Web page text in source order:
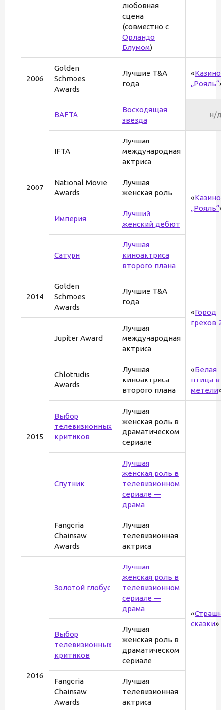
любовная
сцена
(совместно с
Орландо
Блумом)
2006
Golden
Schmoes
Awards
Лучшие T&A
года
«Казино
„Рояль“
2007
BAFTA
Восходящая
звезда
н/д
IFTA
Лучшая
международная
актриса
«Казино
„Рояль“
National Movie
Awards
Лучшая
женская роль
Империя
Лучший
женский дебют
Сатурн
Лучшая
киноактриса
второго плана
2014
Golden
Schmoes
Awards
Лучшие T&A
года
«Город
грехов
2015
Jupiter Award
Лучшая
международная
актриса
Chlotrudis
Awards
Лучшая
киноактриса
второго плана
«Белая
птица в
метели
Выбор
телевизионных
критиков
Лучшая
женская роль в
драматическом
сериале
«
сказки»
Спутник
Лучшая
женская роль в
телевизионном
сериале —
драма
Fangoria
Chainsaw
Awards
Лучшая
телевизионная
актриса
2016
Золотой глобус
Лучшая
женская роль в
телевизионном
сериале —
драма
Выбор
телевизионных
критиков
Лучшая
женская роль в
драматическом
сериале
Fangoria
Chainsaw
Awards
Лучшая
телевизионная
актриса